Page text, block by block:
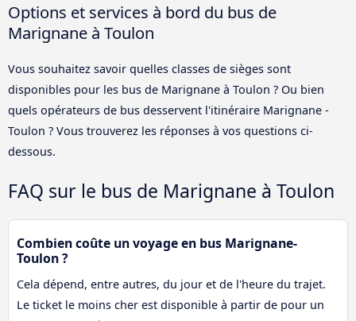
Options et services à bord du bus de
Marignane à Toulon
Vous souhaitez savoir quelles classes de sièges sont
disponibles pour les bus de Marignane à Toulon ? Ou bien
quels opérateurs de bus desservent l'itinéraire Marignane -
Toulon ? Vous trouverez les réponses à vos questions ci-
dessous.
FAQ sur le bus de Marignane à Toulon
Combien coûte un voyage en bus Marignane-
Toulon ?
Cela dépend, entre autres, du jour et de l'heure du trajet.
Le ticket le moins cher est disponible à partir de pour un